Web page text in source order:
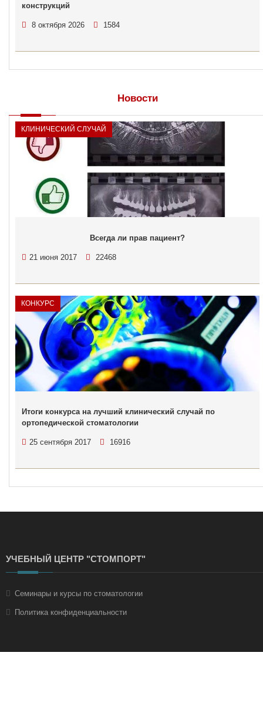
конструкций
8 октября 2026 1584
Новости
КЛИНИЧЕСКИЙ СЛУЧАЙ
Всегда ли прав пациент?
21 июня 2017 22468
КОНКУРС
Итоги конкурса на лучший клинический случай по
ортопедической стоматологии
25 сентября 2017 16916
УЧЕБНЫЙ ЦЕНТР "СТОМПОРТ"
Семинары и курсы по стоматологии
Политика конфиденциальности